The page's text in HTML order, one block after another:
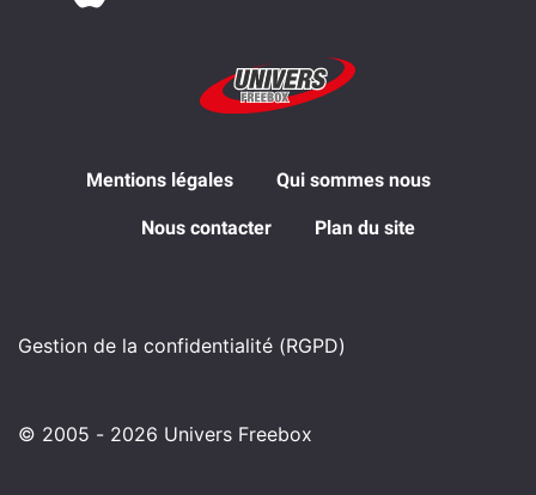
Mentions légales Qui sommes nous
Nous contacter Plan du site
Gestion de la confidentialité (RGPD)
© 2005 - 2026 Univers Freebox